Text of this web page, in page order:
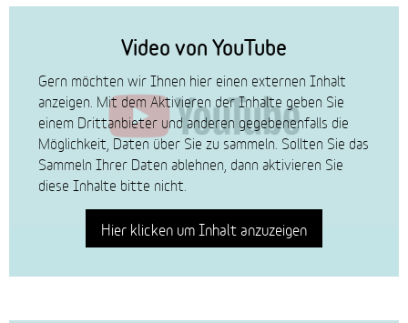
Video von YouTube
Gern möchten wir Ihnen hier einen externen Inhalt
anzeigen. Mit dem Aktivieren der Inhalte geben Sie
einem Drittanbieter und anderen gegebenenfalls die
Möglichkeit, Daten über Sie zu sammeln. Sollten Sie das
Sammeln Ihrer Daten ablehnen, dann aktivieren Sie
diese Inhalte bitte nicht.
Hier klicken um Inhalt anzuzeigen